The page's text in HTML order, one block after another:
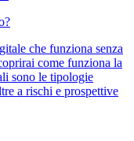
che funziona senza
come funziona la
sono le tipologie
a rischi e prospettive